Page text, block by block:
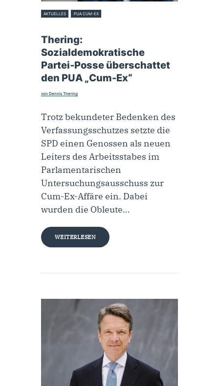
AKTUELLES PUA CUM-EX
Thering:
Sozialdemokratische
Partei-Posse überschattet
den PUA „Cum-Ex“
von Dennis Thering
Trotz bekundeter Bedenken des
Verfassungsschutzes setzte die
SPD einen Genossen als neuen
Leiters des Arbeitsstabes im
Parlamentarischen
Untersuchungsausschuss zur
Cum-Ex-Affäre ein. Dabei
wurden die Obleute…
WEITERLESEN